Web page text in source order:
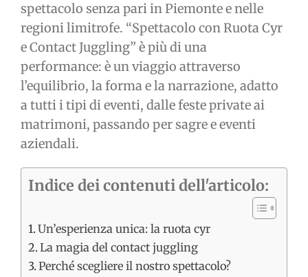
spettacolo senza pari in Piemonte e nelle
regioni limitrofe. “Spettacolo con Ruota Cyr
e Contact Juggling” è più di una
performance: è un viaggio attraverso
l’equilibrio, la forma e la narrazione, adatto
a tutti i tipi di eventi, dalle feste private ai
matrimoni, passando per sagre e eventi
aziendali.
Indice dei contenuti dell'articolo:
Un’esperienza unica: la ruota cyr
La magia del contact juggling
Perché scegliere il nostro spettacolo?